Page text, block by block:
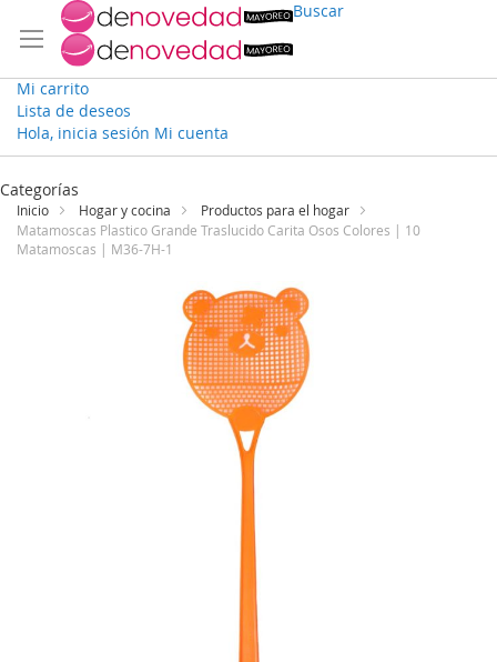
Buscar
Mi carrito
Lista de deseos
Hola, inicia sesión Mi cuenta
Ir
contenido
Categorías
Inicio Hogar y cocina
Productos para el hogar
Matamoscas Plastico Grande Traslucido Carita Osos Colores | 10
Matamoscas | M36-7H-1